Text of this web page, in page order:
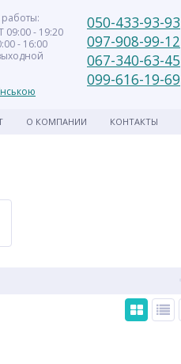
09:00 - 19:20
- 16:00
050-433-93-93
097-908-99-12
067-340-63-45
099-616-19-69
О КОМПАНИИ КОНТАКТЫ